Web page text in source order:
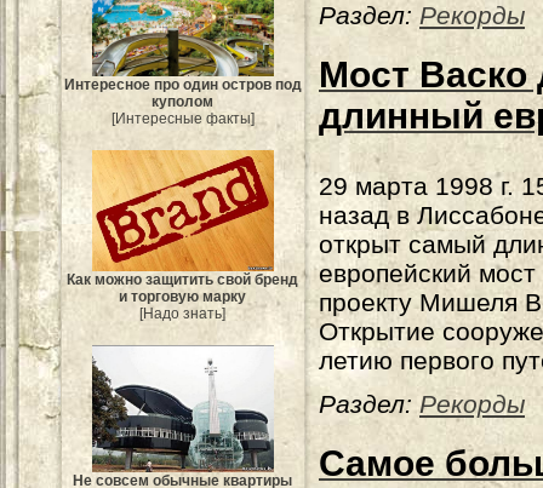
Интересное про один остров под
куполом
[Интересные факты]
Как можно защитить свой бренд
и торговую марку
[Надо знать]
Не совсем обычные квартиры
Раздел: Рекорды
Мост
длинный
29 марта 1998 г.
назад в
открыт самый
европейский мост
проекту Мишеля
Открытие
летию первого
Раздел: Рекорды
Самое